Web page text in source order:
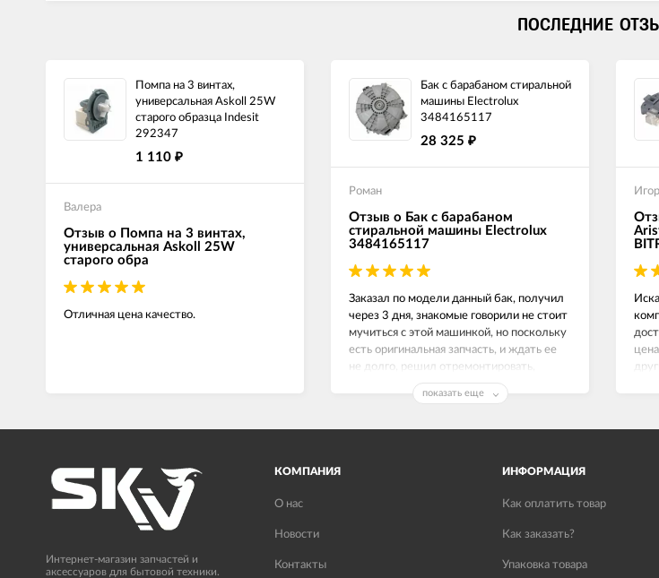
ПОСЛЕДНИЕ
Помпа на 3 винтах,
универсальная Askoll 25W
старого образца Indesit
292347
1 110 ₽
Валера
Отзыв о Помпа на 3 винтах,
универсальная Askoll 25W
старого обра
Отличная цена качество.
Бак с барабаном стиральной
машины Electrolux
3484165117
28 325 ₽
Роман
Отзыв о Бак с барабаном
стиральной машины Electrolux
3484165117
Заказал по модели данный бак, получил
через 3 дня, знакомые говорили не стоит
мучиться с этой машинкой, но поскольку
есть оригинальная запчасть, и ждать ее
не долго, решил отремонтировать,
сейчас все работает как часы.
показать еще
Интернет-магазин запчастей и
аксессуаров для бытовой техники.
КОМПАНИЯ
О нас
Новости
Контакты
ИНФОРМАЦИЯ
Как оплатить товар
Как заказать?
Упаковка товара